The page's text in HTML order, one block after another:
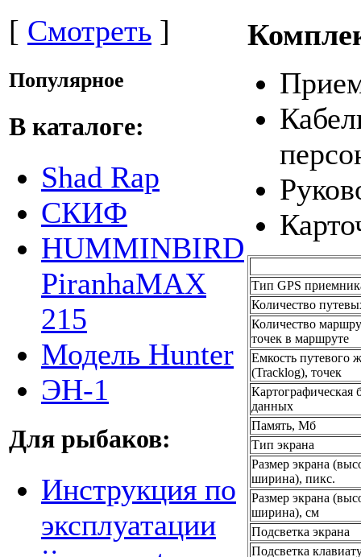
[ Смотреть ]
Популярное
В каталоге:
Shad Rap
СКИФ
HUMMINBIRD
PiranhaMAX
215
Модель Hunter
ЭН-1
Для рыбаков:
Инструкция по
эксплуатации
Тип GPS
Количество
Количество
точек в маршруте
Емкость путевого
(Tracklog), точек
Картографическая
данных
Память, Мб
Тип экрана
Размер экрана
ширина), пикс.
Размер экрана
ширина), см
Подсветка экрана
Подсветка